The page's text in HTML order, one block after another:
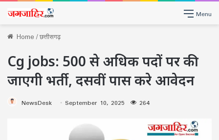
Menu
Home/छत्तीसगढ़
Cg jobs: 500 से अधिक पदों पर की
जाएगी भर्ती, दसवीं पास करे आवेदन
NewsDesk September 10, 2025 264